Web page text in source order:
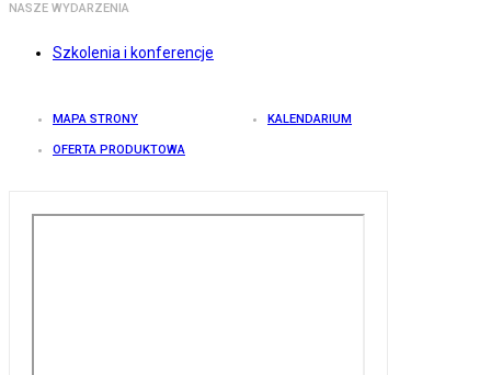
NASZE WYDARZENIA
Szkolenia i konferencje
MAPA STRONY KALENDARIUM
OFERTA PRODUKTOWA